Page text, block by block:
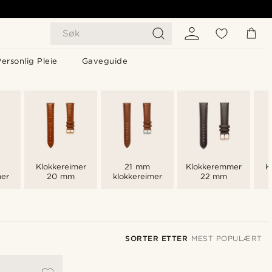
Søk
Pleie Gaveguide
Klokkereimer
20 mm
21 mm
klokkereimer
Klokkeremmer
22 mm
SORTER ETTER MEST POPULÆRT